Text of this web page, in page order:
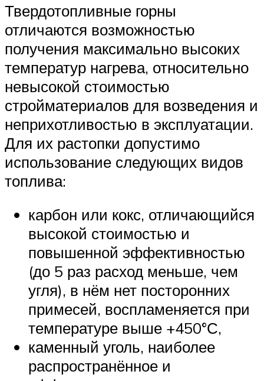
Твердотопливные горны
отличаются возможностью
получения максимально высоких
температур нагрева, относительно
невысокой стоимостью
стройматериалов для возведения и
неприхотливостью в эксплуатации.
Для их растопки допустимо
использование следующих видов
топлива:
карбон или кокс, отличающийся
высокой стоимостью и
повышенной эффективностью
(до 5 раз расход меньше, чем
угля), в нём нет посторонних
примесей, воспламеняется при
температуре выше +450°С,
каменный уголь, наиболее
распространённое и